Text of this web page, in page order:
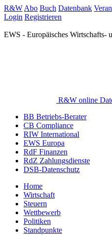
R&W Abo Buch Datenbank
Login Registrieren
EWS - Europäisches Wirtschafts-
R&W online
BB Betriebs-Berater
CB Compliance
RIW International
EWS Europa
RdF Finanzen
RdZ Zahlungsdienste
DSB-Datenschutz
Home
Wirtschaft
Steuern
Wettbewerb
Politiken
Standpunkte